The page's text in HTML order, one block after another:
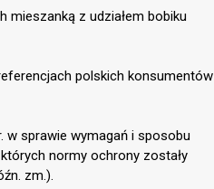
mieszanką z udziałem bobiku
polskich konsumentów
w sprawie wymagań i sposobu
normy ochrony zostały
zm.).